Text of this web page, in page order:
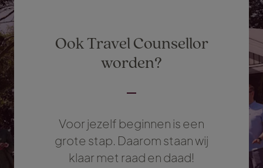
Ook Travel Counsellor
worden?
Voor jezelf beginnen is een
grote stap. Daarom staan wij
klaar met raad en daad!